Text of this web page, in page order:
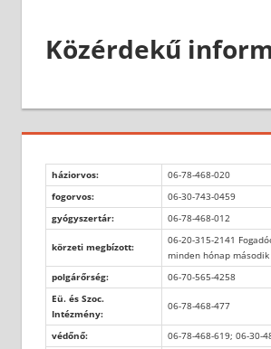
Közérdekű
háziorvos:
06-78-468-020
fogorvos:
06-30-743-0459
gyógyszertár:
06-78-468-012
körzeti megbízott:
06-20-315-2141
minden hónap
polgárőrség:
06-70-565-4258
Eü. és Szoc.
Intézmény:
06-78-468-477
védőnő:
06-78-468-619; 06-30-